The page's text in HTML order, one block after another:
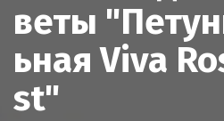
веты
ьная Viva
st"